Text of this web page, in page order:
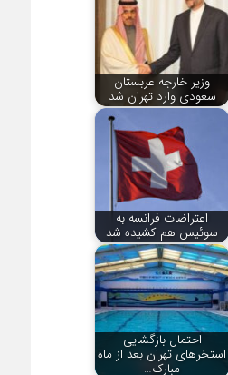
وزیر خارجه عربستان
سعودی وارد تهران شد
اعتراضات فرانسه به
سوئیس هم کشیده شد
احتمال بازگشایی
استخرهای تهران بعد از ماه
مبارک…